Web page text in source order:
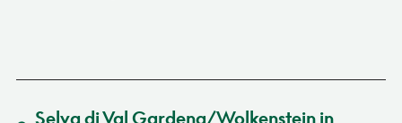
Selva di Val Gardena/Wolkenstein in